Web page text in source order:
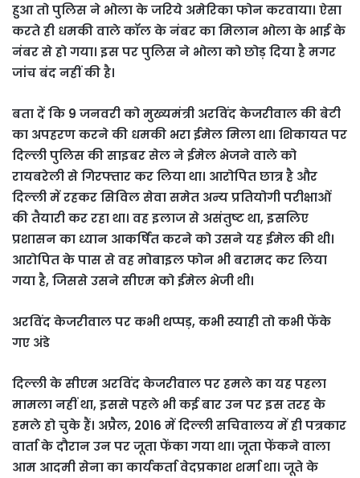
हुआ तो पुलिस ने भोला के जरिये अमेरिका फोन करवाया। ऐसा
करते ही धमकी वाले कॉल के नंबर का मिलान भोला के भाई के
नंबर से हो गया। इस पर पुलिस ने भोला को छोड़ दिया है मगर
जांच बंद नहीं की है।
बता दें कि 9 जनवरी को मुख्यमंत्री अरविंद केजरीवाल की बेटी
का अपहरण करने की धमकी भरा ईमेल मिला था। शिकायत पर
दिल्ली पुलिस की साइबर सेल ने ईमेल भेजने वाले को
रायबरेली से गिरफ्तार कर लिया था। आरोपित छात्र है और
दिल्ली में रहकर सिविल सेवा समेत अन्य प्रतियोगी परीक्षाओं
की तैयारी कर रहा था। वह इलाज से असंतुष्ट था, इसलिए
प्रशासन का ध्यान आकर्षित करने को उसने यह ईमेल की थी।
आरोपित के पास से वह मोबाइल फोन भी बरामद कर लिया
गया है, जिससे उसने सीएम को ईमेल भेजी थी।
अरविंद केजरीवाल पर कभी थप्पड़, कभी स्याही तो कभी फेंके
गए अंडे
दिल्ली के सीएम अरविंद केजरीवाल पर हमले का यह पहला
मामला नहीं था, इससे पहले भी कई बार उन पर इस तरह के
हमले हो चुके हैं। अप्रैल, 2016 में दिल्ली सचिवालय में ही पत्रकार
वार्ता के दौरान उन पर जूता फेंका गया था। जूता फेंकने वाला
आम आदमी सेना का कार्यकर्ता वेदप्रकाश शर्मा था। जूते के